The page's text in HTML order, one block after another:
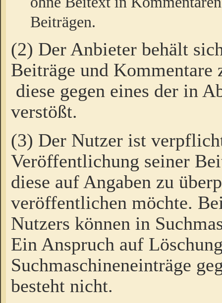
Beiträgen.
(2) Der Anbieter behält
Beiträge und Kommentare
diese gegen eines der in
verstößt.
(3) Der Nutzer ist
Veröffentlichung seiner
diese auf Angaben zu
veröffentlichen möchte.
Nutzers können in
Ein Anspruch auf
Suchmaschineneinträge
besteht nicht.